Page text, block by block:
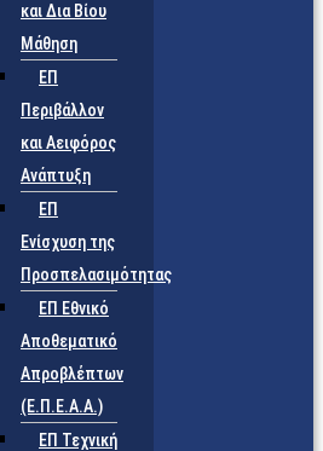
και Δια Βίου
Μάθηση
ΕΠ
Περιβάλλον
και Αειφόρος
Ανάπτυξη
ΕΠ
Ενίσχυση της
Προσπελασιμότητας
ΕΠ Εθνικό
Αποθεματικό
Απροβλέπτων
(Ε.Π.Ε.Α.Α.)
ΕΠ Τεχνική